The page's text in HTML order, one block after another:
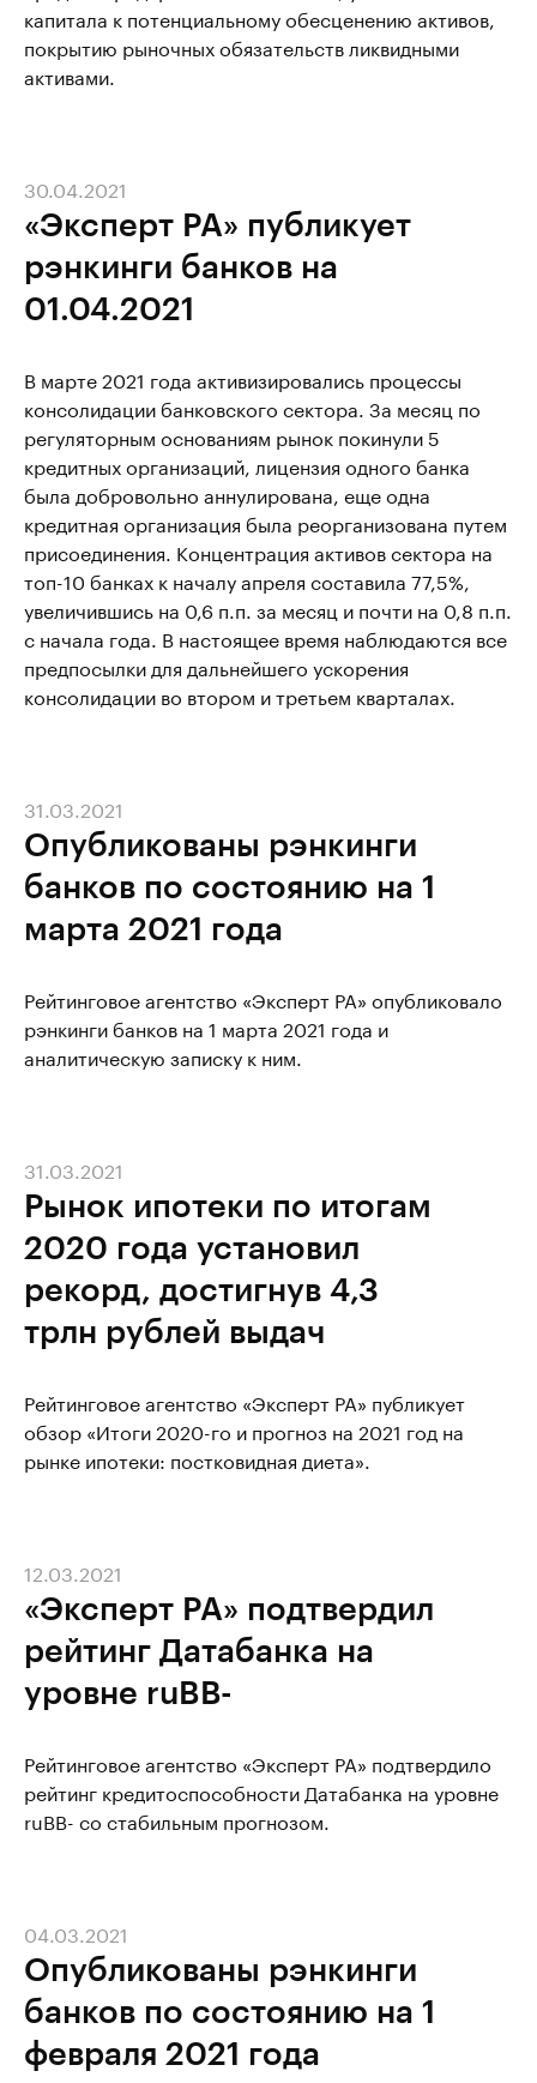
капитала к потенциальному обесценению активов,
покрытию рыночных обязательств ликвидными
активами.
«Эксперт РА» публикует
рэнкинги банков на
01.04.2021
30.04.2021
В марте 2021 года активизировались процессы
консолидации банковского сектора. За месяц по
регуляторным основаниям рынок покинули 5
кредитных организаций, лицензия одного банка
была добровольно аннулирована, еще одна
кредитная организация была реорганизована путем
присоединения. Концентрация активов сектора на
топ-10 банках к началу апреля составила 77,5%,
увеличившись на 0,6 п.п. за месяц и почти на 0,8 п.п.
с начала года. В настоящее время наблюдаются все
предпосылки для дальнейшего ускорения
консолидации во втором и третьем кварталах.
Опубликованы рэнкинги
банков по состоянию на 1
марта 2021 года
31.03.2021
Рейтинговое агентство «Эксперт РА» опубликовало
рэнкинги банков на 1 марта 2021 года и
аналитическую записку к ним.
Рынок ипотеки по итогам
2020 года установил
рекорд, достигнув 4,3
трлн рублей выдач
31.03.2021
Рейтинговое агентство «Эксперт РА» публикует
обзор «Итоги 2020-го и прогноз на 2021 год на
рынке ипотеки: постковидная диета».
«Эксперт РА» подтвердил
рейтинг Датабанка на
уровне ruBВ-
12.03.2021
Рейтинговое агентство «Эксперт РА» подтвердило
рейтинг кредитоспособности Датабанка на уровне
ruBВ- со стабильным прогнозом.
Опубликованы рэнкинги
банков по состоянию на 1
февраля 2021 года
04.03.2021